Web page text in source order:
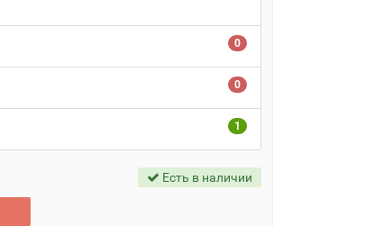
0
0
1
Есть в наличии